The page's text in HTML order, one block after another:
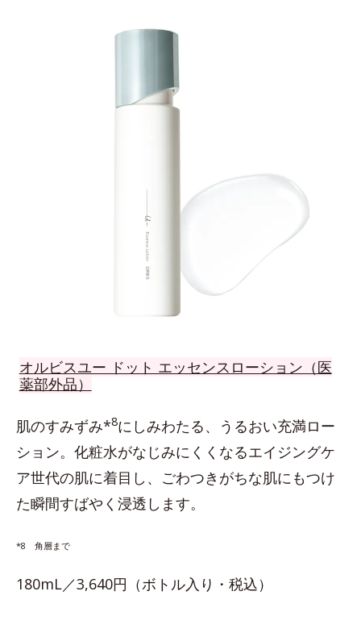
オルビスユー ドット エッセンスローション（医
薬部外品）
肌のすみずみ*8にしみわたる、うるおい充満ロー
ション。化粧水がなじみにくくなるエイジングケ
ア世代の肌に着目し、ごわつきがちな肌にもつけ
た瞬間すばやく浸透します。
*8 角層まで
180mL／3,640円（ボトル入り・税込）